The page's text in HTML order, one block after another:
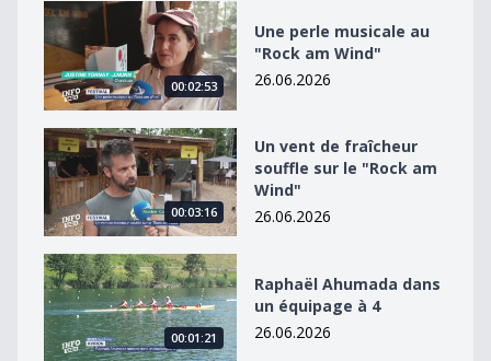
Une perle musicale au &quot;Rock am Wind&quot;
00:02:53
Une perle musicale au
"Rock am Wind"
26.06.2026
Un vent de fraîcheur souffle sur le &quot;Rock am
00:03:16
Un vent de fraîcheur
souffle sur le "Rock am
Wind"
26.06.2026
Raphaël Ahumada dans un équipage à 4
00:01:21
Raphaël Ahumada dans
un équipage à 4
26.06.2026